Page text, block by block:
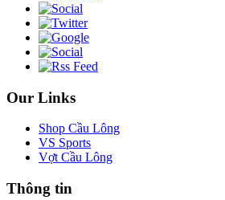
Our Links
Shop Cầu Lông
VS Sports
Vợt Cầu Lông
Thông tin